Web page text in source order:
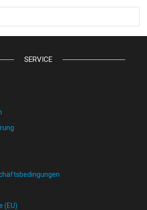
SERVICE
(EU)